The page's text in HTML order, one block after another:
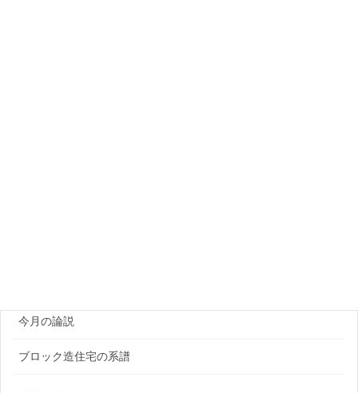
今月の論説
ブロック造住宅の系譜